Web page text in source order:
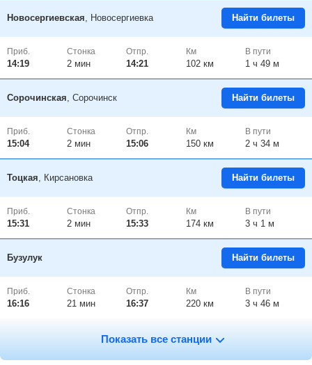
Показать все станции
Новосергиевская, Новосергиевка Найти билеты
Приб.
14:19
Стонка
2 мин
Отпр.
14:21
Км
102 км
В пути
1 ч 49 м
Сорочинская, Сорочинск Найти билеты
Приб.
15:04
Стонка
2 мин
Отпр.
15:06
Км
150 км
В пути
2 ч 34 м
Тоцкая, Кирсановка Найти билеты
Приб.
15:31
Стонка
2 мин
Отпр.
15:33
Км
174 км
В пути
3 ч 1 м
Бузулук Найти билеты
Приб.
16:16
Стонка
21 мин
Отпр.
16:37
Км
220 км
В пути
3 ч 46 м